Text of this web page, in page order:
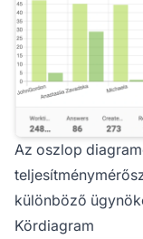
Az oszlop
különböző
Kördiagram